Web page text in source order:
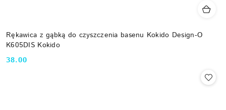
Rękawica z gąbką do czyszczenia basenu Kokido Design-O
K605DIS Kokido
Cena:
38.00